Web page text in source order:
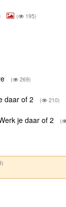
( 195)
( 269)
daar of 2 ( 210)
je daar of 2 (